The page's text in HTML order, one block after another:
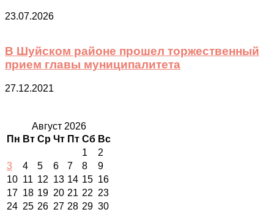
23.07.2026
В Шуйском районе прошел торжественный
прием главы муниципалитета
27.12.2021
Август 2026
Пн Вт Ср Чт Пт Сб Вс
1
2
3
4 5 6 7 8
9
10 11 12 13 14 15 16
17 18 19 20 21 22 23
24 25 26 27 28 29 30